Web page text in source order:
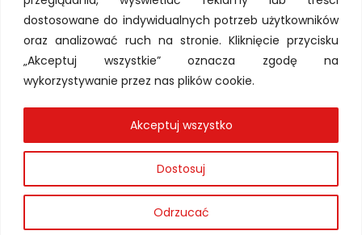
dostosowane do indywidualnych potrzeb użytkowników
oraz analizować ruch na stronie. Kliknięcie przycisku
„Akceptuj wszystkie” oznacza zgodę na
wykorzystywanie przez nas plików cookie.
Dostosuj
Odrzucać
Akceptuj wszystko